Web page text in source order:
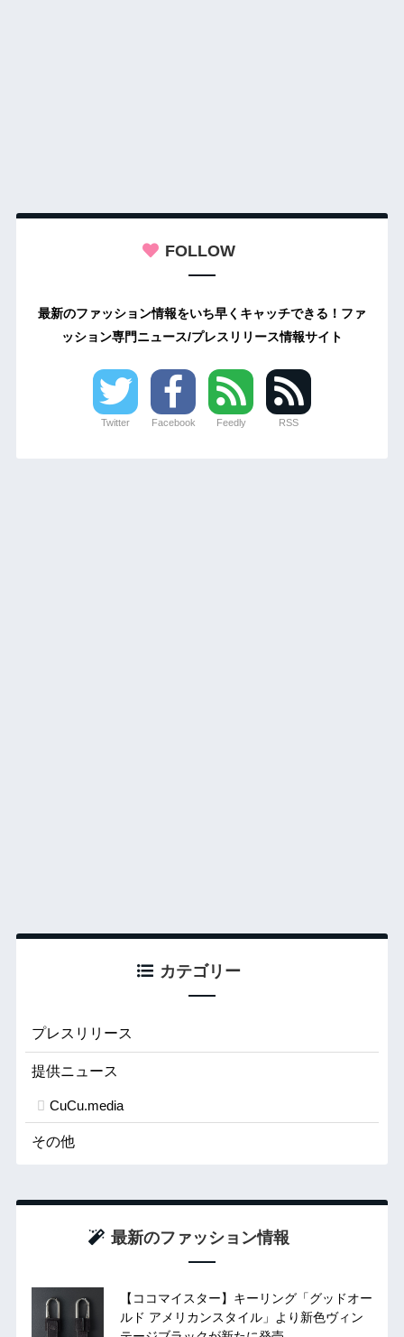
FOLLOW
最新のファッション情報をいち早くキャッチできる！ファ
ッション専門ニュース/プレスリリース情報サイト
Twitter Facebook Feedly RSS
カテゴリー
プレスリリース
提供ニュース
CuCu.media
その他
最新のファッション情報
【ココマイスター】キーリング「グッドオー
ルド アメリカンスタイル」より新色ヴィン